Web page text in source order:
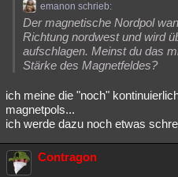
emanon schrieb:
Der magnetische Nordpol
Richtung nordwest und wird
aufschlagen. Meinst du das
Stärke des Magnetfeldes?
ich meine die "noch"
magnetpols...
ich werde dazu noch etwas
Contragon